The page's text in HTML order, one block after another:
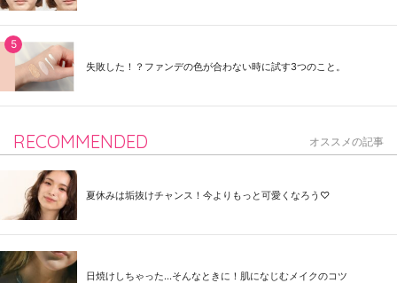
失敗した！？ファンデの色が合わない時に試す3つのこと。
RECOMMENDED オススメの記事
夏休みは垢抜けチャンス！今よりもっと可愛くなろう♡
日焼けしちゃった...そんなときに！肌になじむメイクのコツ